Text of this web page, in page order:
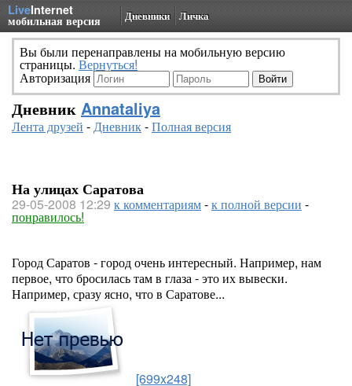
LiveInternet
мобильная версия Дневники Личка
Вы были перенаправлены на мобильную версию
страницы. Вернуться!
Авторизация
Дневник Annataliya
Лента друзей -Дневник-Полная версия
На улицах Саратова
29-05-2008 12:29 к комментариям-к полной версии -
понравилось!
Город Саратов - город очень интересный. Например, нам
первое, что бросилась там в глаза - это их вывески.
Например, сразу ясно, что в Саратове...
[699x248]